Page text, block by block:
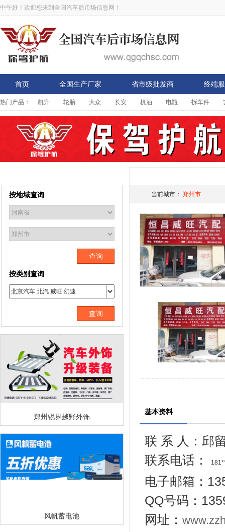
中午好！欢迎您来到全国汽车后市场信息网！
首页 全国生产厂家 省市级批发商 终端
热门产品： 凯升 轮胎 大众 长安 机油 电瓶 拆车件
按地域查询
查询
按类别查询
查询
郑州锐界越野外饰
风帆蓄电池
当前城市： 郑州市
基本资料
联 系 人：邱
联系电话：
电子邮箱：
QQ号码：
网址：